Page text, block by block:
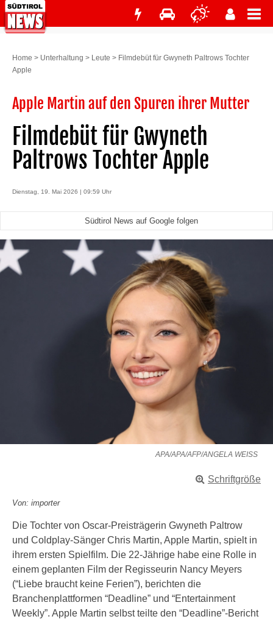
Home > Unterhaltung > Leute > Filmdebüt für Gwyneth Paltrows Tochter
Apple
Apple Martin auf den Spuren ihrer Mutter
Filmdebüt für Gwyneth
Paltrows Tochter Apple
Dienstag, 19. Mai 2026 | 09:59 Uhr
Südtirol News auf Google folgen
APA/APA/AFP/ANGELA WEISS
Schriftgröße
Von: importer
Die Tochter von Oscar-Preisträgerin Gwyneth Paltrow
und Coldplay-Sänger Chris Martin, Apple Martin, spielt in
ihrem ersten Spielfilm. Die 22-Jährige habe eine Rolle in
einem geplanten Film der Regisseurin Nancy Meyers
(“Liebe braucht keine Ferien”), berichten die
Branchenplattformen “Deadline” und “Entertainment
Weekly”. Apple Martin selbst teilte den “Deadline”-Bericht